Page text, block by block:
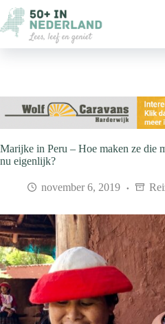
naar
de
inhoud
Marijke in Peru – Hoe maken ze die
nu eigenlijk?
november 6, 2019